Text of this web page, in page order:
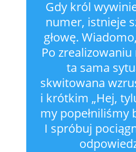
Gdy król
numer, istnieje
głowę.
Po
ta sama
skwitowana
i krótkim „Hej,
my popełniliśmy
I spróbuj